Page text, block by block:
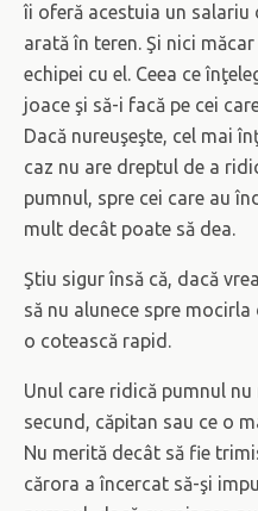
îi oferă acestuia un salariu
arată în teren. Şi nici
echipei cu el. Ceea ce
joace şi să-i facă pe cei
Dacă nureuşeşte, cel mai
caz nu are dreptul de a
pumnul, spre cei care au
mult decât poate să dea.
Ştiu sigur însă că, dacă
să nu alunece spre
o cotească rapid.
Unul care ridică pumnul
secund, căpitan sau ce o
Nu merită decât să fie
cărora a încercat să-şi